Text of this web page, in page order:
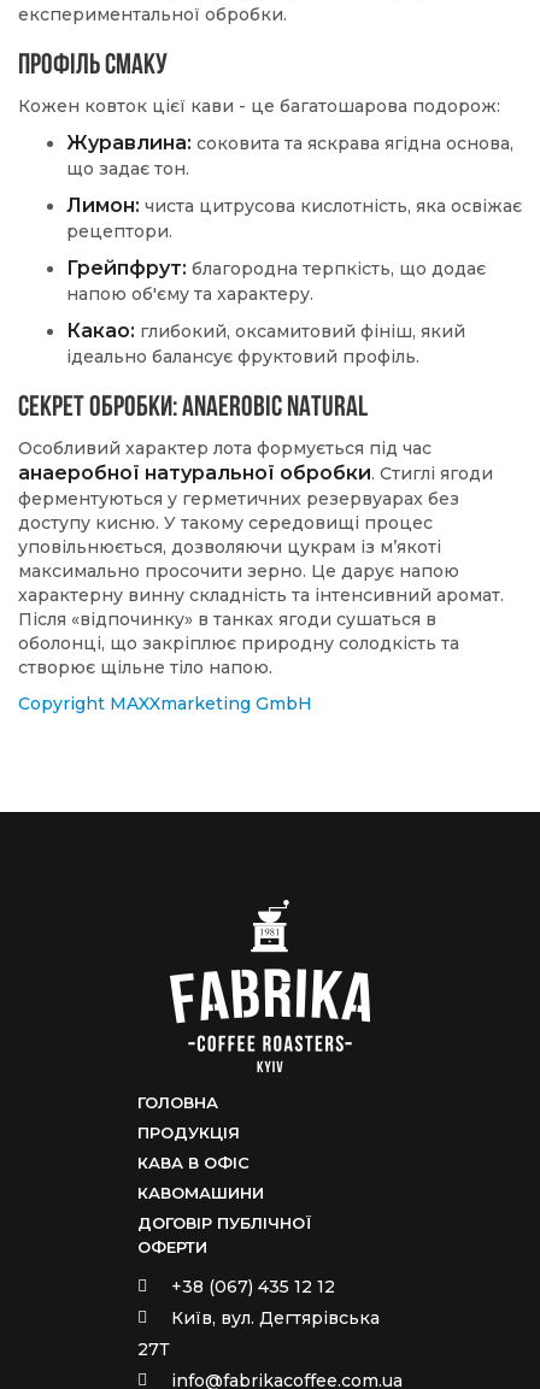
експериментальної обробки.
Профіль смаку
Кожен ковток цієї кави - це багатошарова подорож:
Журавлина: соковита та яскрава ягідна основа,
що задає тон.
Лимон: чиста цитрусова кислотність, яка освіжає
рецептори.
Грейпфрут: благородна терпкість, що додає
напою об'єму та характеру.
Какао: глибокий, оксамитовий фініш, який
ідеально балансує фруктовий профіль.
Секрет обробки: Anaerobic Natural
Особливий характер лота формується під час
анаеробної натуральної обробки. Стиглі ягоди
ферментуються у герметичних резервуарах без
доступу кисню. У такому середовищі процес
уповільнюється, дозволяючи цукрам із м’якоті
максимально просочити зерно. Це дарує напою
характерну винну складність та інтенсивний аромат.
Після «відпочинку» в танках ягоди сушаться в
оболонці, що закріплює природну солодкість та
створює щільне тіло напою.
Copyright MAXXmarketing GmbH
ГОЛОВНА
ПРОДУКЦІЯ
КАВА В ОФІС
КАВОМАШИНИ
ДОГОВІР ПУБЛІЧНОЇ
ОФЕРТИ
+38 (067) 435 12 12
Київ, вул. Дегтярівська
27Т
info@fabrikacoffee.com.ua